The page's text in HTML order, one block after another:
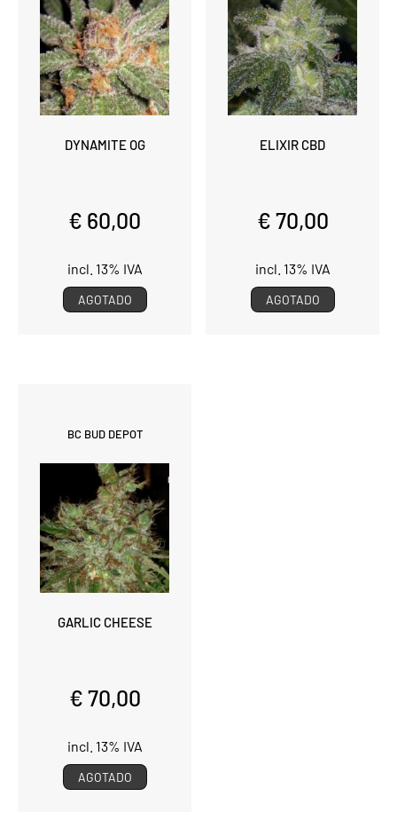
DYNAMITE OG
€ 60,00
incl. 13% IVA
AGOTADO
ELIXIR CBD
€ 70,00
incl. 13% IVA
AGOTADO
BC BUD DEPOT
GARLIC CHEESE
€ 70,00
incl. 13% IVA
AGOTADO